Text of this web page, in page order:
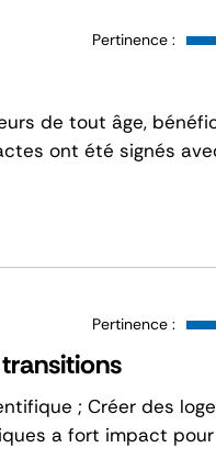
Pertinence :
de tout âge,
ont été signés
Pertinence :
; Créer des
a fort impact